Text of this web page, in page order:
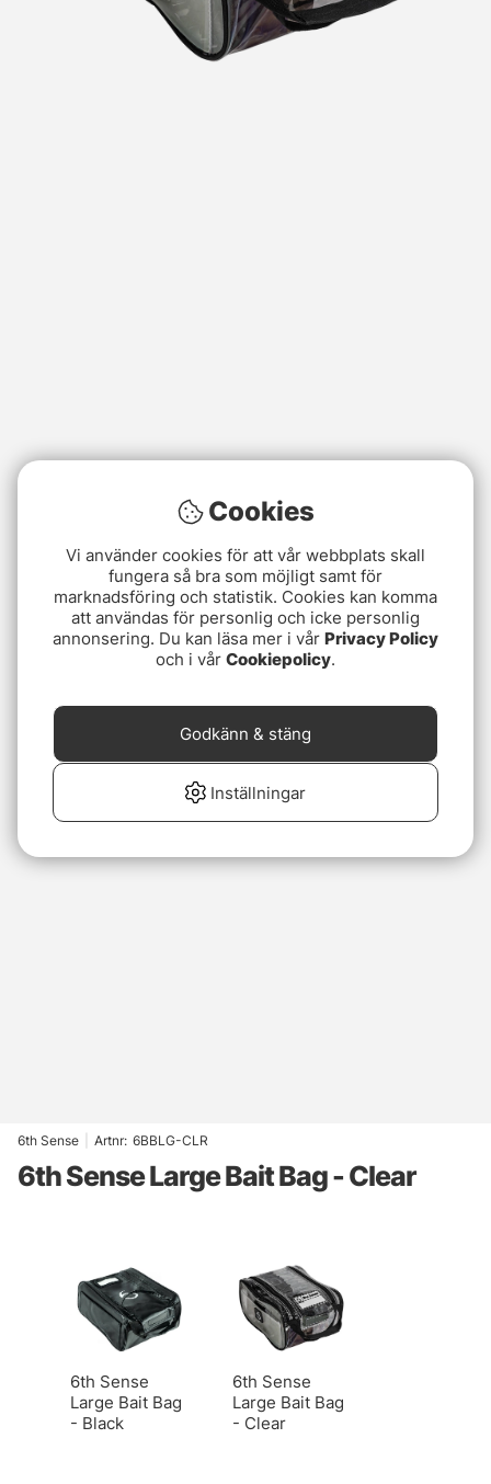
6th Sense Artnr: 6BBLG-CLR
6th Sense Large Bait Bag - Clear
6th Sense
Large Bait Bag
- Black
6th Sense
Large Bait Bag
- Clear
Cookies
Vi använder cookies för att vår webbplats skall
fungera så bra som möjligt samt för
marknadsföring och statistik. Cookies kan komma
att användas för personlig och icke personlig
annonsering. Du kan läsa mer i vår Privacy Policy
och i vår Cookiepolicy.
Inställningar
Godkänn & stäng